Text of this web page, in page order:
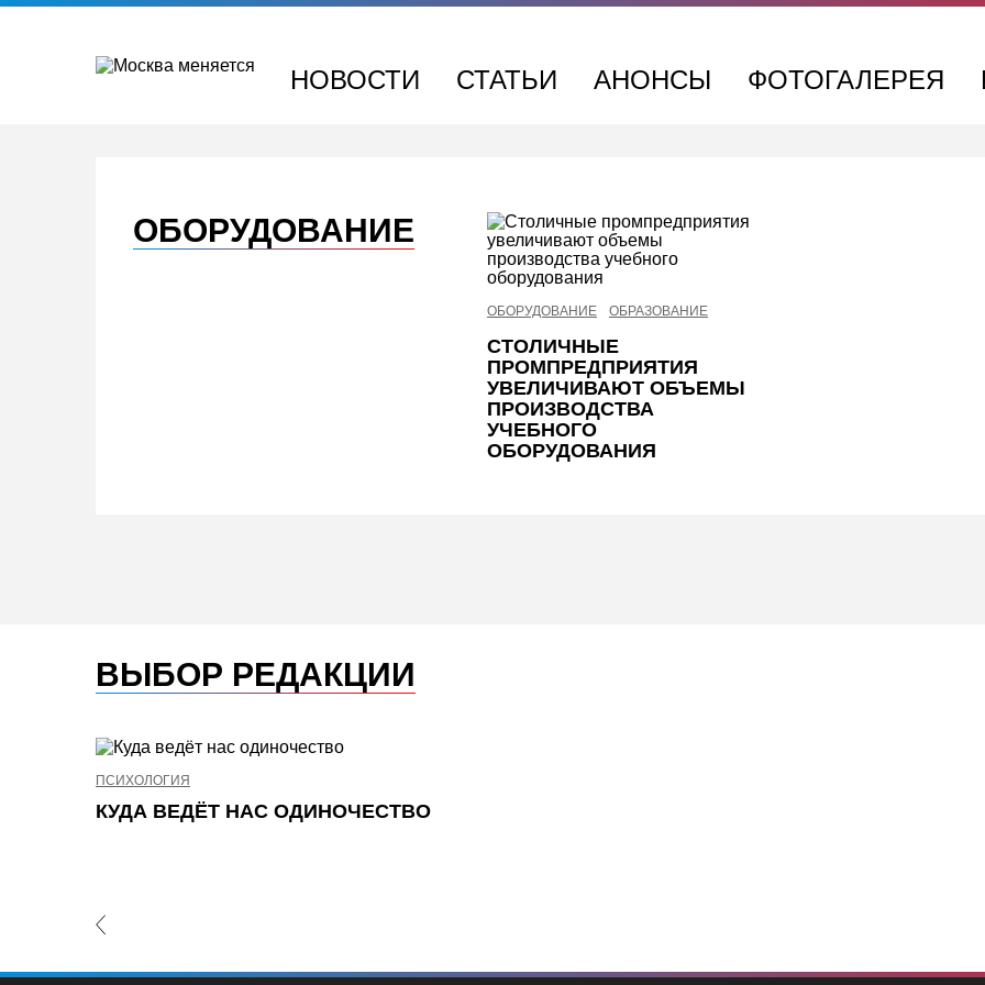
Перейти
НОВОСТИ СТАТЬИ АНОНСЫ ФОТОГАЛЕРЕЯ
ОБОРУДОВАНИЕ
ОБОРУДОВАНИЕ ОБРАЗОВАНИЕ
СТОЛИЧНЫЕ
ПРОМПРЕДПРИЯТИЯ
УВЕЛИЧИВАЮТ ОБЪЕМЫ
ПРОИЗВОДСТВА
УЧЕБНОГО
ОБОРУДОВАНИЯ
ВЫБОР РЕДАКЦИИ
ПСИХОЛОГИЯ
КУДА ВЕДЁТ НАС ОДИНОЧЕСТВО
Slide